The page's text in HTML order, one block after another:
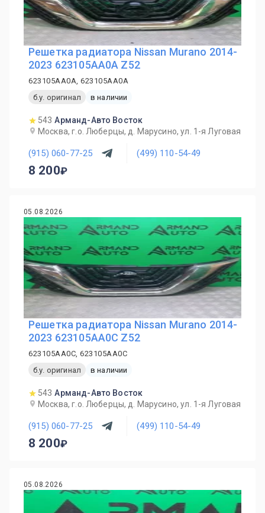
Решетка радиатора Nissan Murano 2014-
2023 623105AA0A Z52
623105AA0A, 623105AA0A
б.у. оригинал
в наличии
543 Арманд-Авто Восток
Москва, г.о. Люберцы, д. Марусино, ул. 1-я Луговая
(915) 060-77-25 (499) 110-54-49
8 200
05.08.2026
Решетка радиатора Nissan Murano 2014-
2023 623105AA0C Z52
623105AA0C, 623105AA0C
б.у. оригинал
в наличии
543 Арманд-Авто Восток
Москва, г.о. Люберцы, д. Марусино, ул. 1-я Луговая
(915) 060-77-25 (499) 110-54-49
8 200
05.08.2026